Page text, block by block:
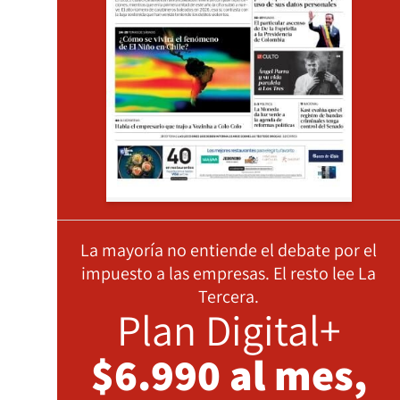
La mayoría no entiende el debate por el
impuesto a las empresas. El resto lee La
Tercera.
Plan Digital+
$6.990 al mes,